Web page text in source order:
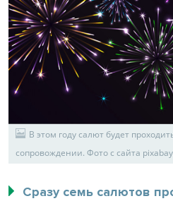
В этом году салют будет
сопровождении. Фото с сайта
Сразу семь салютов